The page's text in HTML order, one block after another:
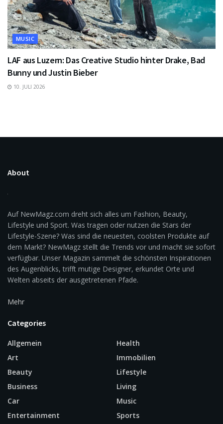
MUSIC
LAF aus Luzern: Das Creative Studio hinter Drake, Bad
Bunny und Justin Bieber
10. JULI 2026
About
Auf NewMagz.com dreht sich alles um Fashion, Beauty,
Lifestyle und Sport. Was tragen oder nutzen die Stars der
Lifestyle-Szene? Was sind die neuesten, coolsten Produkte auf
dem Markt? NewMagz stellt die Trends vor und macht sie sofort
verfügbar. Unser Magazin sammelt die schönsten Inspirationen
des Augenblicks, trifft mutige Designer, erkundet Orte und
Welten abseits der ausgetretenen Pfade.
Mehr
Categories
Allgemein
Art
Beauty
Business
Car
Entertainment
Health
Immobilien
Lifestyle
Living
Music
Sports